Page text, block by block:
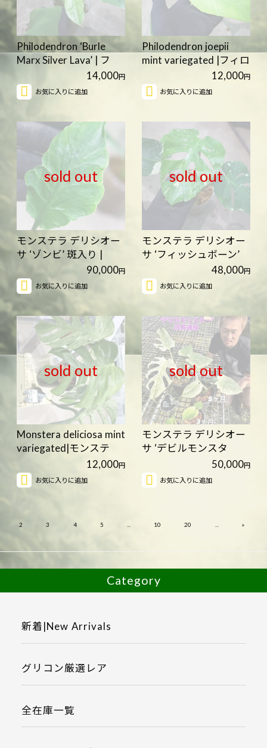
Philodendron ‘Burle
Marx Silver Lava’ | フ
14,000円
お気に入りに追加
Philodendron joepii
mint variegated |フィロ
12,000円
お気に入りに追加
sold out
モンステラ デリシオー
サ ‘ゾンビ’ 斑入り |
Mon…
90,000円
お気に入りに追加
sold out
モンステラ デリシオー
サ ‘フィッシュボーン’
48,000円
お気に入りに追加
sold out
Monstera deliciosa mint
variegated|モンステ
12,000円
お気に入りに追加
sold out
モンステラ デリシオー
サ ‘デビルモンスタ
50,000円
お気に入りに追加
2 3 4 5 ... 10 20 ... »
Category
新着|New Arrivals
グリコン厳選レア
全在庫一覧